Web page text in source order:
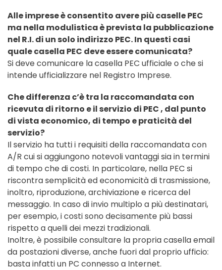
Alle imprese è consentito avere più caselle PEC
ma nella modulistica è prevista la pubblicazione
nel R.I. di un solo indirizzo PEC. In questi casi
quale casella PEC deve essere comunicata?
Si deve comunicare la casella PEC ufficiale o che si
intende ufficializzare nel Registro Imprese.
Che differenza c’è tra la raccomandata con
ricevuta di ritorno e il servizio di PEC , dal punto
di vista economico, di tempo e praticità del
servizio?
Il servizio ha tutti i requisiti della raccomandata con
A/R cui si aggiungono notevoli vantaggi sia in termini
di tempo che di costi. In particolare, nella PEC si
riscontra semplicità ed economicità di trasmissione,
inoltro, riproduzione, archiviazione e ricerca del
messaggio. In caso di invio multiplo a più destinatari,
per esempio, i costi sono decisamente più bassi
rispetto a quelli dei mezzi tradizionali.
Inoltre, è possibile consultare la propria casella email
da postazioni diverse, anche fuori dal proprio ufficio:
basta infatti un PC connesso a Internet.